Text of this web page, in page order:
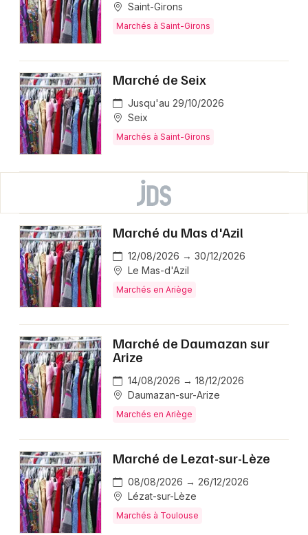
Saint-Girons
Marchés à Saint-Girons
Marché de Seix
Jusqu'au 29/10/2026
Seix
Marchés à Saint-Girons
Marché du Mas d'Azil
12/08/2026 → 30/12/2026
Le Mas-d'Azil
Marchés en Ariège
Marché de Daumazan sur
Arize
14/08/2026 → 18/12/2026
Daumazan-sur-Arize
Marchés en Ariège
Marché de Lezat-sur-Lèze
08/08/2026 → 26/12/2026
Lézat-sur-Lèze
Marchés à Toulouse